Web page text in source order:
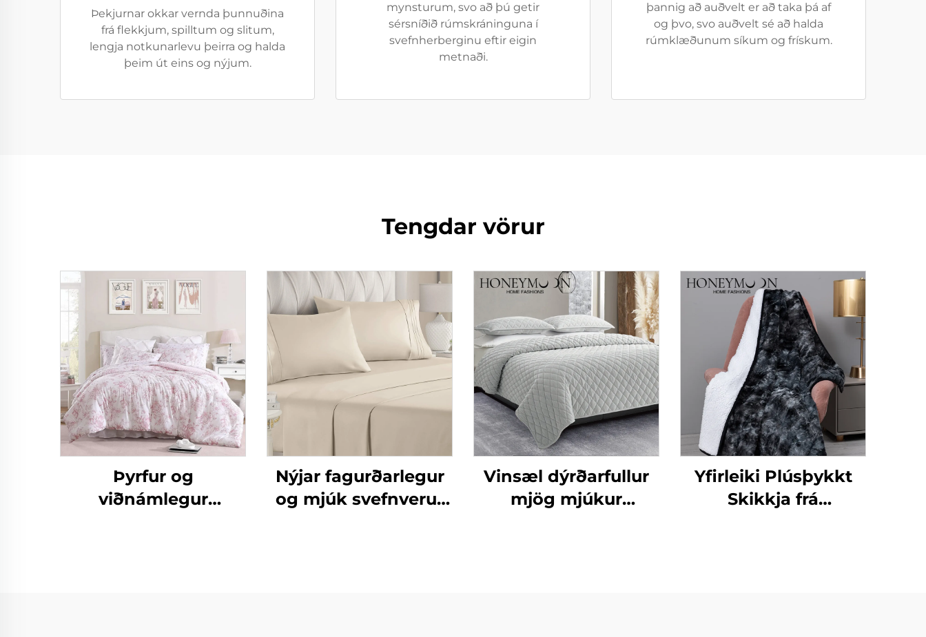
Þekjurnar okkar vernda þunnuðina
frá flekkjum, spilltum og slitum,
lengja notkunarlevu þeirra og halda
þeim út eins og nýjum.
mynsturum, svo að þú getir
sérsníðið rúmskráninguna í
svefnherberginu eftir eigin
metnaði.
þannig að auðvelt er að taka þá af
og þvo, svo auðvelt sé að halda
rúmklæðunum síkum og frískum.
Tengdar vörur
Þyrfur og
viðnámlegur
Nýjar fagurðarlegur
og mjúk svefnverur
Vinsæl dýrðarfullur
mjög mjúkur
Yfirleiki Plúsþykkt
Skikkja frá